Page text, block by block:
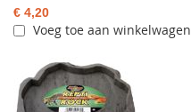
€ 4,20
Voeg toe aan winkelwagen